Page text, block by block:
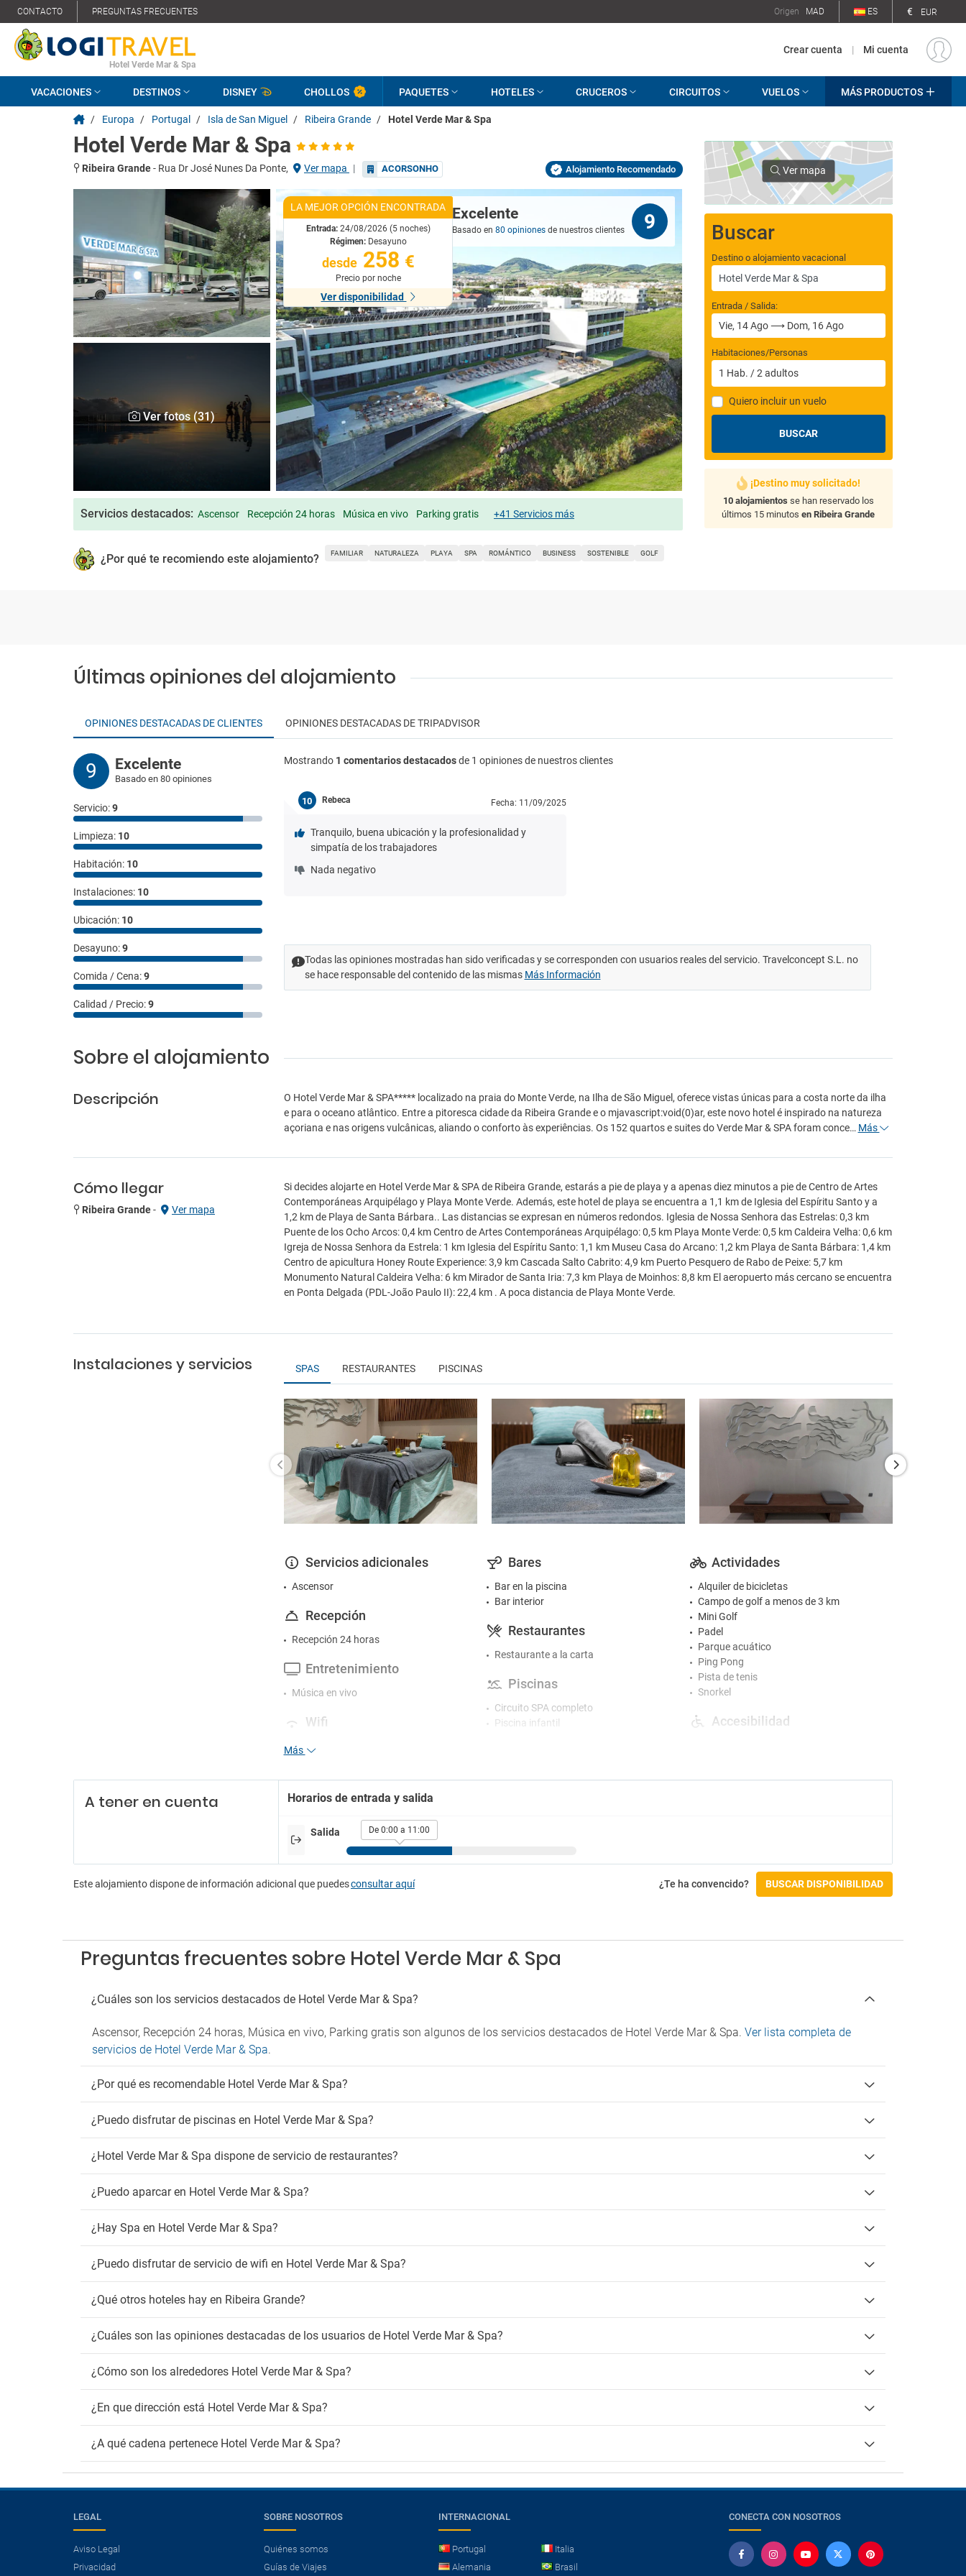
CONTACTO PREGUNTAS FRECUENTES Origen MAD ES € EUR
Hotel Verde Mar & Spa
Crear cuenta | Mi cuenta
VACACIONES DESTINOS DISNEY CHOLLOS PAQUETES HOTELES CRUCEROS CIRCUITOS VUELOS MÁS PRODUCTOS
/ Europa / Portugal / Isla de San Miguel / Ribeira Grande / Hotel Verde Mar & Spa
Hotel Verde Mar & Spa
Ribeira Grande- Rua Dr José Nunes Da Ponte, Ver mapa | ACORSONHO Alojamiento Recomendado
Ver fotos (31)
Excelente
Basado en80 opiniones de nuestros clientes 9
LA MEJOR OPCIÓN ENCONTRADA
Entrada: 24/08/2026 (5 noches)
Régimen: Desayuno
desde 258 €
Precio por noche
Ver disponibilidad
Servicios destacados: Ascensor Recepción 24 horas Música en vivo Parking gratis +41 Servicios más
¿Por qué te recomiendo este alojamiento? FAMILIAR NATURALEZA PLAYA SPA ROMÁNTICO BUSINESS SOSTENIBLE GOLF
Ver mapa
Buscar
Destino o alojamiento vacacional
Entrada / Salida:
Habitaciones/Personas
1 Hab. /2 adultos
Quiero incluir un vuelo
BUSCAR
¡Destino muy solicitado!
10 alojamientos se han reservado los
últimos 15 minutosen Ribeira Grande
Últimas opiniones del alojamiento
OPINIONES DESTACADAS DE CLIENTES OPINIONES DESTACADAS DE TRIPADVISOR
9 Excelente
Basado en 80 opiniones
Servicio:9
Limpieza: 10
Habitación: 10
Instalaciones: 10
Ubicación: 10
Desayuno:9
Comida / Cena:9
Calidad / Precio:9
Mostrando 1 comentarios destacadosde 1 opiniones de nuestros clientes
10 Rebeca Fecha: 11/09/2025
Tranquilo, buena ubicación y la profesionalidad y
simpatía de los trabajadores
Nada negativo
Todas las opiniones mostradas han sido verificadas y se corresponden con usuarios reales del servicio. Travelconcept S.L. no
se hace responsable del contenido de las mismas Más Información
Sobre el alojamiento
Descripción
O Hotel Verde Mar & SPA***** localizado na praia do Monte Verde, na Ilha de São Miguel, oferece vistas únicas para a costa norte da ilha
e para o oceano atlântico. Entre a pitoresca cidade da Ribeira Grande e o mjavascript:void(0)ar, este novo hotel é inspirado na natureza
açoriana e nas origens vulcânicas, aliando o conforto às experiências. Os 152 quartos e suites do Verde Mar & SPA foram conce… Más
Cómo llegar
Ribeira Grande- Ver mapa
Si decides alojarte en Hotel Verde Mar & SPA de Ribeira Grande, estarás a pie de playa y a apenas diez minutos a pie de Centro de Artes
Contemporáneas Arquipélago y Playa Monte Verde. Además, este hotel de playa se encuentra a 1,1 km de Iglesia del Espíritu Santo y a
1,2 km de Playa de Santa Bárbara.. Las distancias se expresan en números redondos. Iglesia de Nossa Senhora das Estrelas: 0,3 km
Puente de los Ocho Arcos: 0,4 km Centro de Artes Contemporáneas Arquipélago: 0,5 km Playa Monte Verde: 0,5 km Caldeira Velha: 0,6 km
Igreja de Nossa Senhora da Estrela: 1 km Iglesia del Espíritu Santo: 1,1 km Museu Casa do Arcano: 1,2 km Playa de Santa Bárbara: 1,4 km
Centro de apicultura Honey Route Experience: 3,9 km Cascada Salto Cabrito: 4,9 km Puerto Pesquero de Rabo de Peixe: 5,7 km
Monumento Natural Caldeira Velha: 6 km Mirador de Santa Iria: 7,3 km Playa de Moinhos: 8,8 km El aeropuerto más cercano se encuentra
en Ponta Delgada (PDL-João Paulo II): 22,4 km . A poca distancia de Playa Monte Verde.
Instalaciones y servicios SPAS RESTAURANTES PISCINAS
Servicios adicionales
Ascensor
Recepción
Recepción 24 horas
Entretenimiento
Música en vivo
Wifi
Wifi gratis
Consigna
Jacuzzi en la piscina
Piscina interior
Bares
Bar en la piscina
Bar interior
Restaurantes
Restaurante a la carta
Piscinas
Circuito SPA completo
Piscina infantil
Masajes
Actividades
Alquiler de bicicletas
Campo de golf a menos de 3 km
Mini Golf
Padel
Parque acuático
Ping Pong
Pista de tenis
Snorkel
Accesibilidad
Más
A tener en cuenta Horarios de entrada y salida
Salida De 0:00 a 11:00
Este alojamiento dispone de información adicional que puedesconsultar aquí ¿Te ha convencido? BUSCAR DISPONIBILIDAD
Preguntas frecuentes sobre Hotel Verde Mar & Spa
¿Cuáles son los servicios destacados de Hotel Verde Mar & Spa?
Ascensor, Recepción 24 horas, Música en vivo, Parking gratis son algunos de los servicios destacados de Hotel Verde Mar & Spa. Ver lista completa de
servicios de Hotel Verde Mar & Spa.
¿Por qué es recomendable Hotel Verde Mar & Spa?
¿Puedo disfrutar de piscinas en Hotel Verde Mar & Spa?
¿Hotel Verde Mar & Spa dispone de servicio de restaurantes?
¿Puedo aparcar en Hotel Verde Mar & Spa?
¿Hay Spa en Hotel Verde Mar & Spa?
¿Puedo disfrutar de servicio de wifi en Hotel Verde Mar & Spa?
¿Qué otros hoteles hay en Ribeira Grande?
¿Cuáles son las opiniones destacadas de los usuarios de Hotel Verde Mar & Spa?
¿Cómo son los alrededores Hotel Verde Mar & Spa?
¿En que dirección está Hotel Verde Mar & Spa?
¿A qué cadena pertenece Hotel Verde Mar & Spa?
¿Necesitas un vuelo?
Ver ofertas de Vuelo + Hotel.
Ahorra más de un 25% en tus vacaciones.
LEGAL
Aviso Legal
Privacidad
SOBRE NOSOTROS
Quiénes somos
Guías de Viajes
INTERNACIONAL
Portugal
Italia
Alemania
Brasil
CONECTA CON NOSOTROS